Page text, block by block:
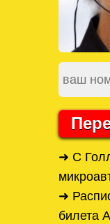
➜ С
➜
билета